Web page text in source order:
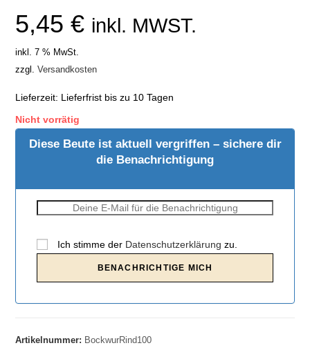
5,45€ inkl. MWST.
inkl. 7 % MwSt.
zzgl.Versandkosten
Lieferzeit: Lieferfrist bis zu 10 Tagen
Nicht vorrätig
Diese Beute ist aktuell vergriffen – sichere dir
die Benachrichtigung
Ich stimme der Datenschutzerklärung zu.
Artikelnummer: BockwurRind100